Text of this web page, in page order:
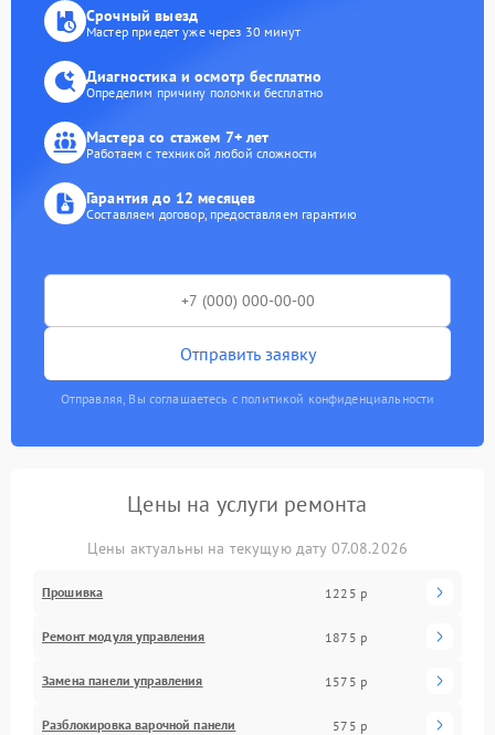
Срочный выезд
Мастер приедет уже через 30 минут
Диагностика и осмотр бесплатно
Определим причину поломки бесплатно
Мастера со стажем 7+ лет
Работаем с техникой любой сложности
Гарантия до 12 месяцев
Составляем договор, предоставляем гарантию
Отправить заявку
Отправляя, Вы соглашаетесь с политикой конфиденциальности
Цены на услуги ремонта
Цены актуальны на текущую дату 07.08.2026
Прошивка 1225 р
Ремонт модуля управления 1875 р
Замена панели управления 1575 р
Разблокировка варочной панели 575 р